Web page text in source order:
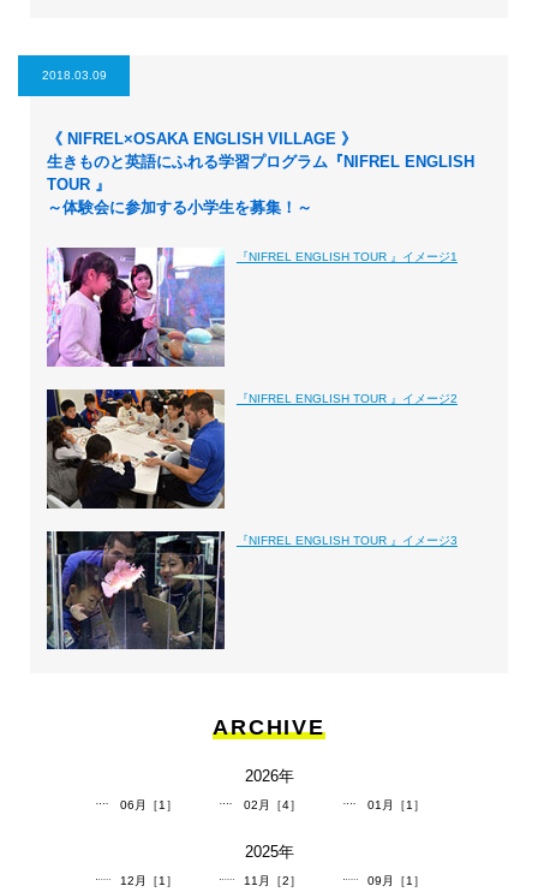
2018.03.09
《 NIFREL×OSAKA ENGLISH VILLAGE 》
生きものと英語にふれる学習プログラム『NIFREL ENGLISH
TOUR 』
～体験会に参加する小学生を募集！～
『NIFREL ENGLISH TOUR 』イメージ1
『NIFREL ENGLISH TOUR 』イメージ2
『NIFREL ENGLISH TOUR 』イメージ3
ARCHIVE
2026年
06月［1］ 02月［4］ 01月［1］
2025年
12月［1］ 11月［2］ 09月［1］